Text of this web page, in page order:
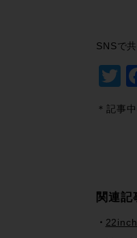
SNSで
＊記事
関連記